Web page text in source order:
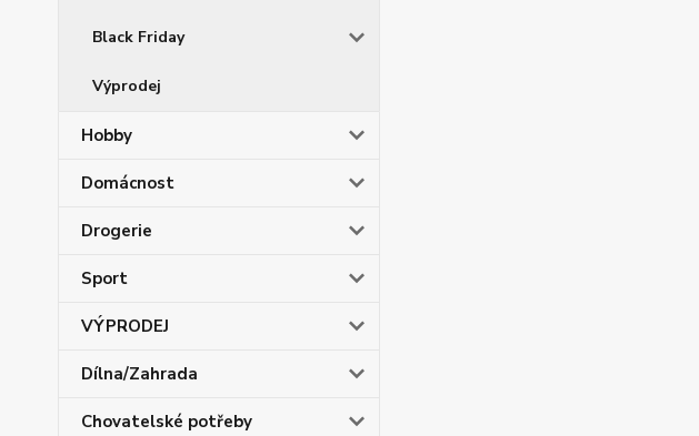
Black Friday
Výprodej
Hobby
Domácnost
Drogerie
Sport
VÝPRODEJ
Dílna/Zahrada
Chovatelské potřeby